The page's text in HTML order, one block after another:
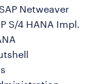
Netweaver
S/4 HANA Impl.